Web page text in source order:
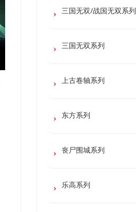
三国无双/战国无双系列
三国无双系列
上古卷轴系列
东方系列
丧尸围城系列
乐高系列